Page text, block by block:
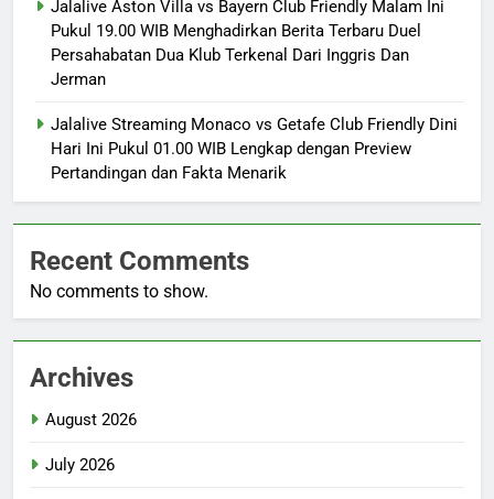
Jalalive Aston Villa vs Bayern Club Friendly Malam Ini
Pukul 19.00 WIB Menghadirkan Berita Terbaru Duel
Persahabatan Dua Klub Terkenal Dari Inggris Dan
Jerman
Jalalive Streaming Monaco vs Getafe Club Friendly Dini
Hari Ini Pukul 01.00 WIB Lengkap dengan Preview
Pertandingan dan Fakta Menarik
Recent Comments
No comments to show.
Archives
August 2026
July 2026